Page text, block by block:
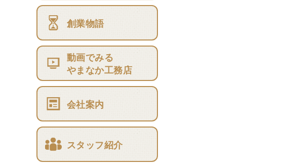
創業物語
動画でみる
やまなか工務店
会社案内
スタッフ紹介